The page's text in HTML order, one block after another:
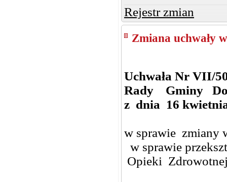
Rejestr zmian
Zmiana uchwały
Uchwała Nr VII/
Rady Gminy
z dnia 16
w sprawie zmiany
w sprawie
Opieki